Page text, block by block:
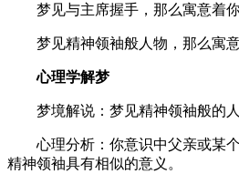
梦见与主席握手，那么寓意着你
梦见精神领袖般人物，那么寓意
心理学解梦
梦境解说：梦见精神领袖般的人
心理分析：你意识中父亲或某个
精神领袖具有相似的意义。